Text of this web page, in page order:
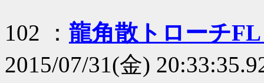
102 ： 龍角散トローチ
2015/07/31(金)